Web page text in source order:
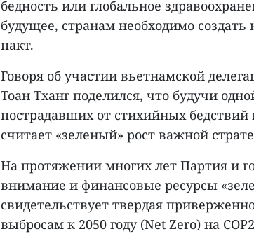
бедность или глобальное
будущее, странам необходимо
пакт.
Говоря об участии вьетнамской
Тоан Тханг поделился, что будучи
пострадавших от стихийных
считает «зеленый» рост важной
На протяжении многих лет Партия и
внимание и финансовые ресурсы
свидетельствует твердая
выбросам к 2050 году (Net Zero) на